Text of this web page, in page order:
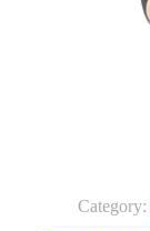
Category: